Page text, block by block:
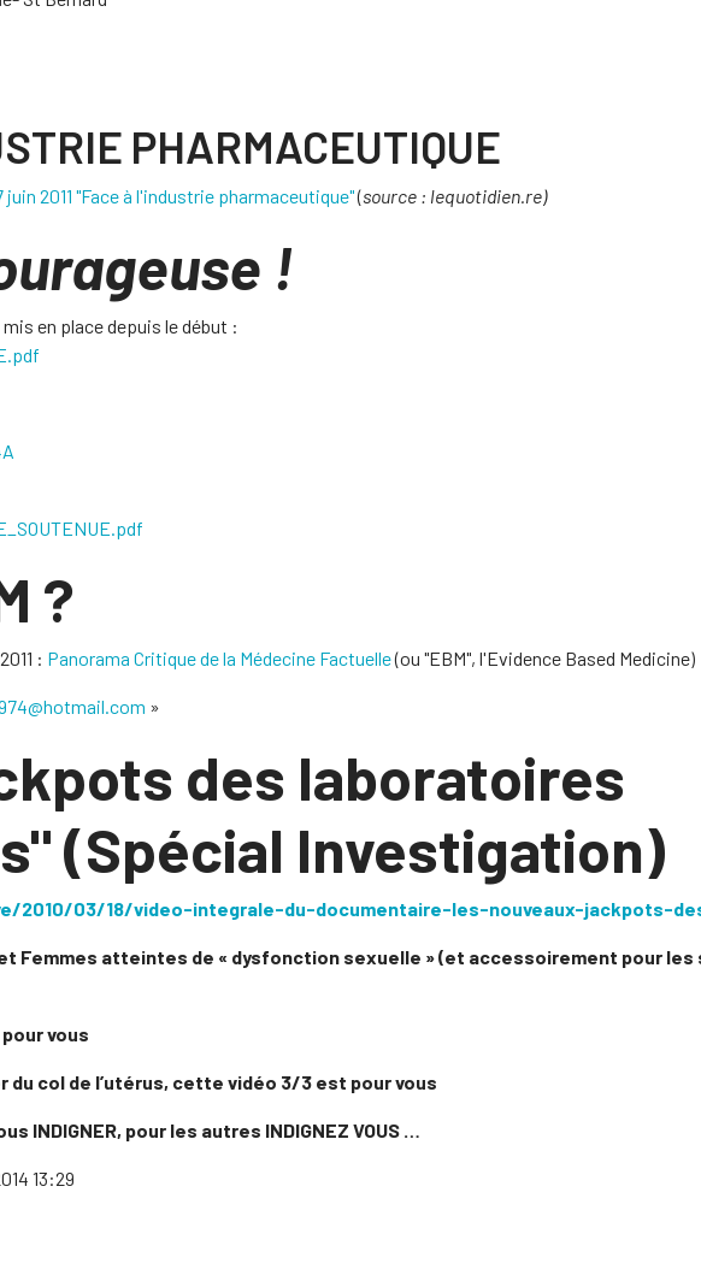
PHARMACEUTIQUE
2011 "Face à l'industrie pharmaceutique"(source : lequotidien.re)
!
en place depuis le début :
?
: Panorama Critique de la Médecine Factuelle(ou "EBM", l'Evidence Based Medicine)
»
des laboratoires
(Spécial Investigation)
2010/03/18/video-integrale-du-documentaire-les-nouveaux-jackpots-
Femmes atteintes de « dysfonction sexuelle » (et accessoirement pour les
vous
col de l’utérus, cette vidéo 3/3 est pour vous
pour les autres INDIGNEZ VOUS …
13:29